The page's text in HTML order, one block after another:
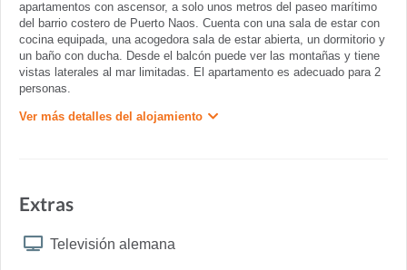
apartamentos con ascensor, a solo unos metros del paseo marítimo
del barrio costero de Puerto Naos. Cuenta con una sala de estar con
cocina equipada, una acogedora sala de estar abierta, un dormitorio y
un baño con ducha. Desde el balcón puede ver las montañas y tiene
vistas laterales al mar limitadas. El apartamento es adecuado para 2
personas.
Ver más detalles del alojamiento
Extras
Televisión alemana